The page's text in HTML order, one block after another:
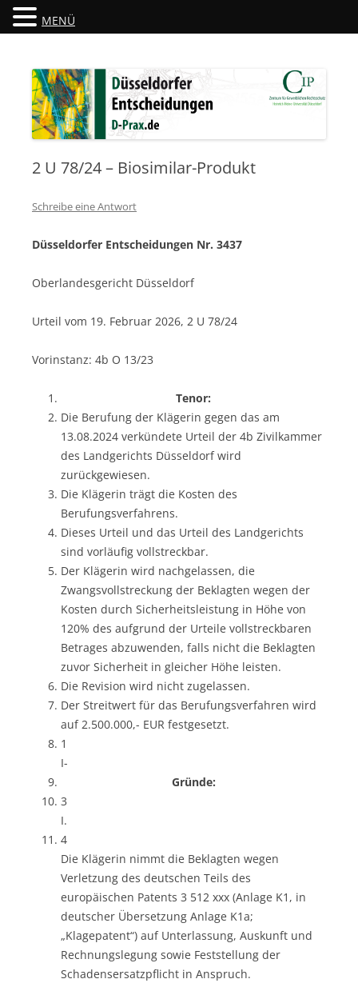
Düsseldorfer Entscheidungen
2 U 78/24 – Biosimilar-Produkt
Schreibe eine Antwort
Düsseldorfer Entscheidungen Nr. 3437
Oberlandesgericht Düsseldorf
Urteil vom 19. Februar 2026, 2 U 78/24
Vorinstanz: 4b O 13/23
Tenor:
Die Berufung der Klägerin gegen das am
13.08.2024 verkündete Urteil der 4b Zivilkammer
des Landgerichts Düsseldorf wird
zurückgewiesen.
Die Klägerin trägt die Kosten des
Berufungsverfahrens.
Dieses Urteil und das Urteil des Landgerichts
sind vorläufig vollstreckbar.
Der Klägerin wird nachgelassen, die
Zwangsvollstreckung der Beklagten wegen der
Kosten durch Sicherheitsleistung in Höhe von
120% des aufgrund der Urteile vollstreckbaren
Betrages abzuwenden, falls nicht die Beklagten
zuvor Sicherheit in gleicher Höhe leisten.
Die Revision wird nicht zugelassen.
Der Streitwert für das Berufungsverfahren wird
auf 2.500.000,- EUR festgesetzt.
1
I-
Gründe:
3
I.
4
Die Klägerin nimmt die Beklagten wegen
Verletzung des deutschen Teils des
europäischen Patents 3 512 xxx (Anlage K1, in
deutscher Übersetzung Anlage K1a;
„Klagepatent“) auf Unterlassung, Auskunft und
Rechnungslegung sowie Feststellung der
Schadensersatzpflicht in Anspruch.
MENÜ